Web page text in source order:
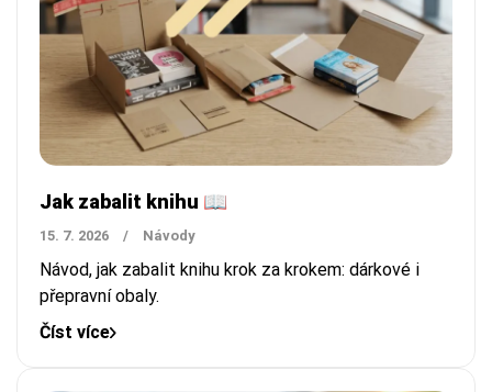
Jak zabalit knihu 📖
15. 7. 2026 / Návody
Návod, jak zabalit knihu krok za krokem: dárkové i
přepravní obaly.
Číst více